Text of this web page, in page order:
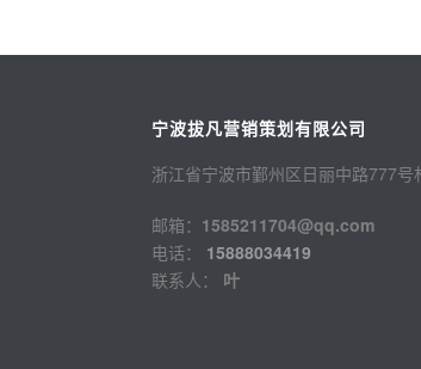
宁波拔凡营销策划有限公司
浙江省宁波市鄞州区日丽中路777号
邮箱： 1585211704@qq.com
电话：
15888034419
联系人： 叶